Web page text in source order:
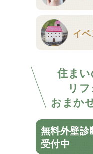
イ
住ま
リ
おまか
無料外壁診
受付中